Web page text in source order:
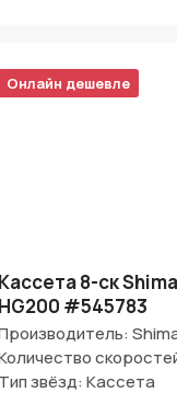
Онлайн дешевле
Кассета 8-ск
HG200 #545783
Тип звёзд: Кассета